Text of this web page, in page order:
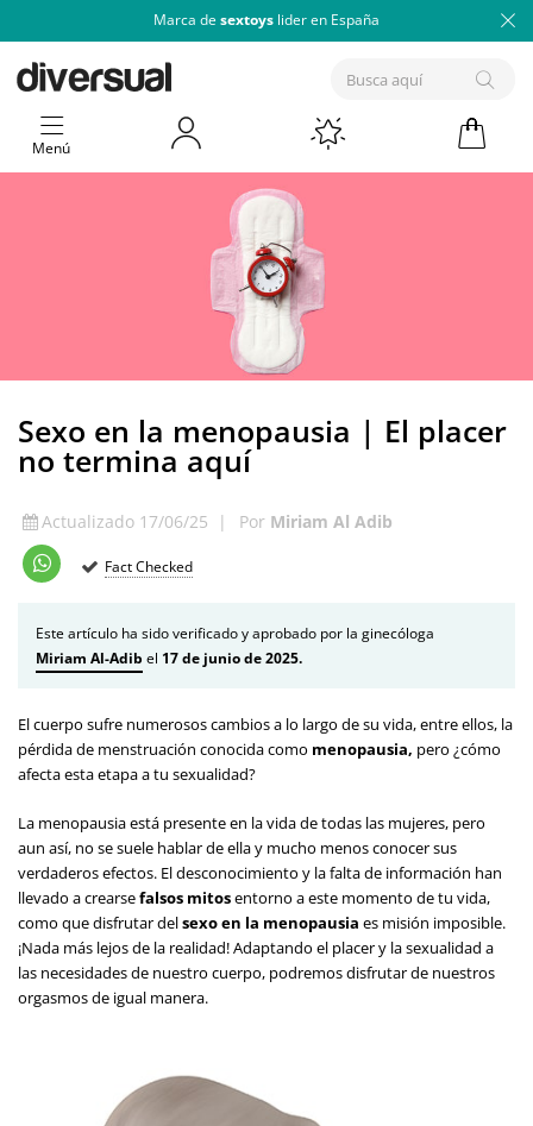
Marca de sextoys lider en España
Menú
Sexo en la menopausia | El placer
no termina aquí
Actualizado 17/06/25 | Por Miriam Al Adib
Fact Checked
Este artículo ha sido verificado y aprobado por la ginecóloga
Miriam Al-Adib el 17 de junio de 2025.
El cuerpo sufre numerosos cambios a lo largo de su vida, entre ellos, la
pérdida de menstruación conocida como menopausia, pero ¿cómo
afecta esta etapa a tu sexualidad?
La menopausia está presente en la vida de todas las mujeres, pero
aun así, no se suele hablar de ella y mucho menos conocer sus
verdaderos efectos. El desconocimiento y la falta de información han
llevado a crearsefalsos mitosentorno a este momento de tu vida,
como que disfrutar delsexo en la menopausia es misión imposible.
¡Nada más lejos de la realidad! Adaptando el placer y la sexualidad a
las necesidades de nuestro cuerpo, podremos disfrutar de nuestros
orgasmos de igual manera.